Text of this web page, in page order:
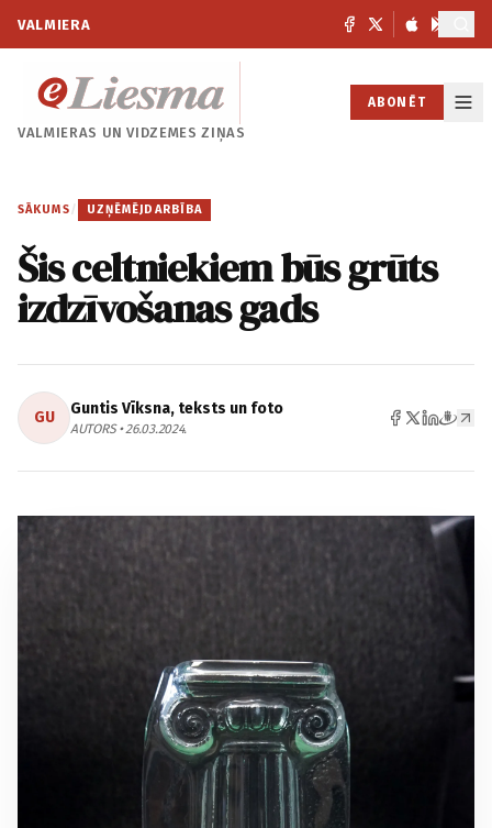
VALMIERA
VALMIERAS UNVIDZEMES ZIŅAS
ABONĒT
SĀKUMS / UZŅĒMĒJDARBĪBA
Šis celtniekiem būs grūts
izdzīvošanas gads
GU Guntis Vīksna, teksts un foto
AUTORS • 26.03.2024.